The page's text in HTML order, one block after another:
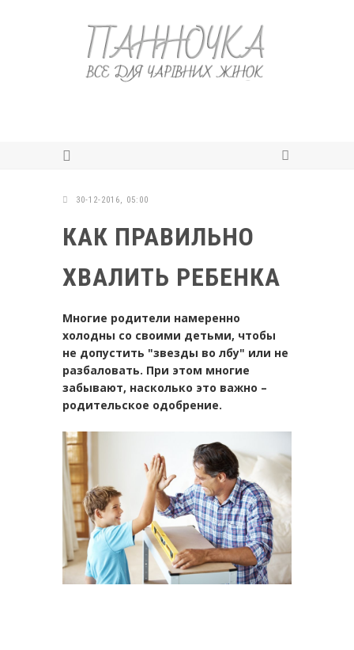
30-12-2016, 05:00
КАК ПРАВИЛЬНО
ХВАЛИТЬ РЕБЕНКА
Многие родители намеренно
холодны со своими детьми, чтобы
не допустить "звезды во лбу" или не
разбаловать. При этом многие
забывают, насколько это важно –
родительское одобрение.